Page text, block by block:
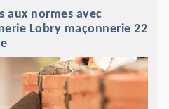
aux normes avec
Lobry maçonnerie 22